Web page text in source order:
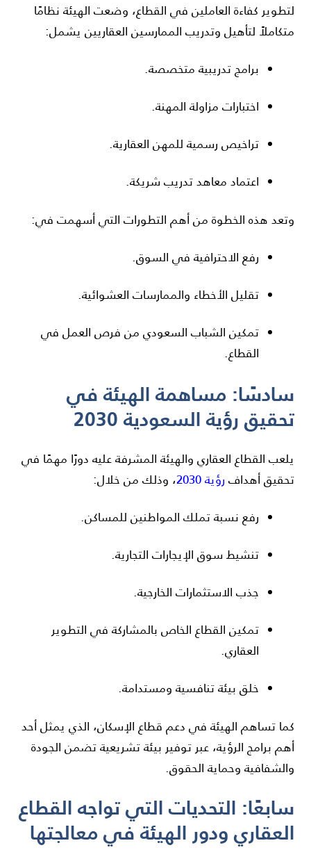
لتطوير كفاءة العاملين في القطاع، وضعت الهيئة نظامًا
متكاملاً لتأهيل وتدريب الممارسين العقاريين يشمل:
برامج تدريبية متخصصة.
اختبارات مزاولة المهنة.
تراخيص رسمية للمهن العقارية.
اعتماد معاهد تدريب شريكة.
وتعد هذه الخطوة من أهم التطورات التي أسهمت في:
رفع الاحترافية في السوق.
تقليل الأخطاء والممارسات العشوائية.
تمكين الشباب السعودي من فرص العمل في
القطاع.
سادسًا: مساهمة الهيئة في
تحقيق رؤية السعودية 2030
يلعب القطاع العقاري والهيئة المشرفة عليه دورًا مهمًا في
تحقيق أهداف رؤية 2030 ، وذلك من خلال:
رفع نسبة تملك المواطنين للمساكن.
تنشيط سوق الإيجارات التجارية.
جذب الاستثمارات الخارجية.
تمكين القطاع الخاص بالمشاركة في التطوير
العقاري.
خلق بيئة تنافسية ومستدامة.
كما تساهم الهيئة في دعم قطاع الإسكان، الذي يمثل أحد
أهم برامج الرؤية، عبر توفير بيئة تشريعية تضمن الجودة
والشفافية وحماية الحقوق.
سابعًا: التحديات التي تواجه القطاع
العقاري ودور الهيئة في معالجتها